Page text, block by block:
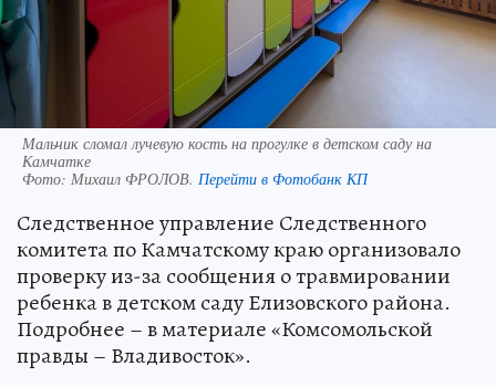
Мальчик сломал лучевую кость на прогулке в детском саду на
Камчатке
Фото: Михаил ФРОЛОВ. Перейти в Фотобанк КП
Следственное управление Следственного
комитета по Камчатскому краю организовало
проверку из-за сообщения о травмировании
ребенка в детском саду Елизовского района.
Подробнее – в материале «Комсомольской
правды – Владивосток».